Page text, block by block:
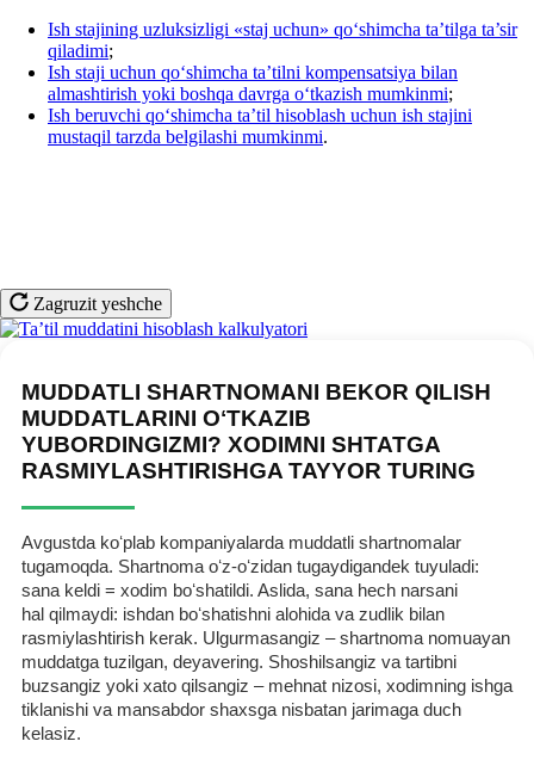
Ish stajining uzluksizligi «staj uchun» qoʻshimcha ta’tilga ta’sir
qiladimi;
Ish staji uchun qoʻshimcha ta’tilni kompensatsiya bilan
almashtirish yoki boshqa davrga oʻtkazish mumkinmi;
Ish beruvchi qoʻshimcha ta’til hisoblash uchun ish stajini
mustaqil tarzda belgilashi mumkinmi.
Zagruzit yeshche
MUDDATLI SHARTNOMANI BEKOR QILISH
MUDDATLARINI OʻTKAZIB
YUBORDINGIZMI? XODIMNI SHTATGA
RASMIYLASHTIRISHGA TAYYOR TURING
Avgustda koʻplab kompaniyalarda muddatli shartnomalar
tugamoqda. Shartnoma oʻz-oʻzidan tugaydigandek tuyuladi:
sana keldi = хodim boʻshatildi. Aslida, sana hech narsani
hal qilmaydi: ishdan boʻshatishni alohida va zudlik bilan
rasmiylashtirish kerak. Ulgurmasangiz – shartnoma nomuayan
muddatga tuzilgan, deyavering. Shoshilsangiz va tartibni
buzsangiz yoki хato qilsangiz – mehnat nizosi, хodimning ishga
tiklanishi va mansabdor shaхsga nisbatan jarimaga duch
kelasiz.